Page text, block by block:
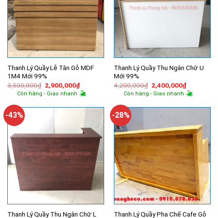
Thanh Lý Quầy Lễ Tân Gỗ MDF
1M4 Mới 99%
3,500,000₫ Giá
gốc
là:
2,900,000₫Giá
hiện
tại
2,900,000₫.
Còn hàng - Giao nhanh
Thanh Lý Quầy Thu Ngân Chữ U
Mới 99%
4,200,000₫ Giá
gốc
là:
2,400,000₫Giá
hiện
tại
Còn hàng - Giao nhanh
-43%
Thanh Lý Quầy Thu Ngân Chữ L
-28%
Thanh Lý Quầy Pha Chế Cafe Gỗ